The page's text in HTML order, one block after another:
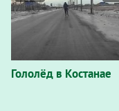
Гололёд в Костанае